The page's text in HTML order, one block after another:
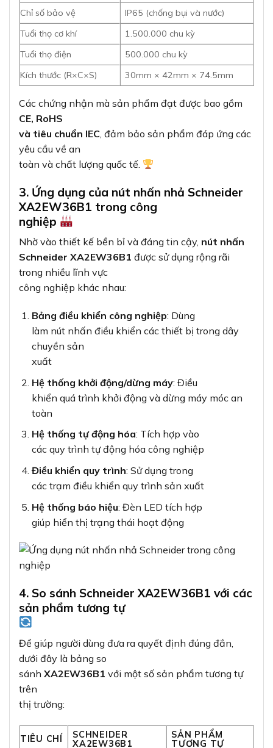
Nhờ vào thiết kế bền bỉ và đáng tin cậy,nút nhấn
Schneider XA2EW36B1được sử dụng rộng rãi
trong nhiều lĩnh vực
công nghiệp khác nhau:
Bảng điều khiển công nghiệp
làm nút nhấn điều khiển các thiết bị trong dây
chuyền sản
xuất
Hệ thống khởi động/dừng máy
toàn
Hệ thống tự động hóa: Tích hợp vào
các quy trình tự động hóa công nghiệp
Điều khiển quy trình : Sử dụng trong
các trạm điều khiển quy trình sản xuất
Hệ thống báo hiệu: Đèn LED tích hợp
sản phẩm tương tự
dưới đây là bảng so
sánhXA2EW36B1với một số sản phẩm tương tự
trên
thị trường:
TIÊU CHÍ
SCHNEIDER
XA2EW36B1
SẢN PHẨM
TƯƠNG TỰ
Độ bền cơ
học
1.500.000 chu kỳ 1.000.000 chu kỳ
bảo vệ
Đèn LED Tích hợp sẵn
Tiếp điểm
Giá thành
Trung bình-cao
Thấp-trung bình
Chất
lượng
Cao, thương hiệu uy
tín
Trung bình
Vớiđộ bền cao hơn
số bảo vệ IP65và đèn LED tích hợp sẵn, Schneider
XA2EW36B1